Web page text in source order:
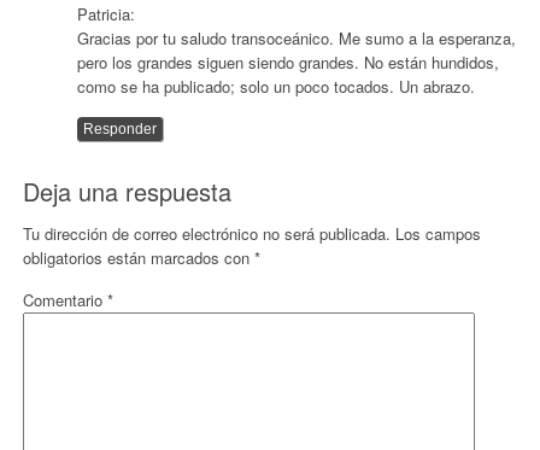
Patricia:
Gracias por tu saludo transoceánico. Me sumo a la esperanza,
pero los grandes siguen siendo grandes. No están hundidos,
como se ha publicado; solo un poco tocados. Un abrazo.
Responder
Deja una respuesta
Tu dirección de correo electrónico no será publicada. Los campos
obligatorios están marcados con *
Comentario *